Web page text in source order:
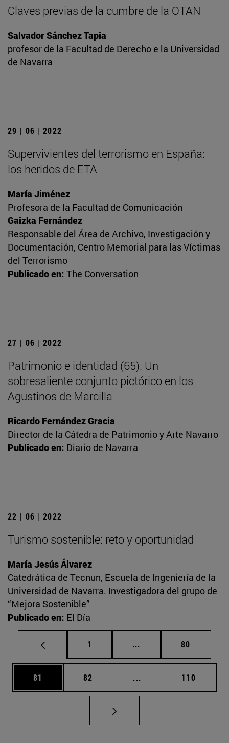
Claves previas de la cumbre de la OTAN
Salvador Sánchez Tapia
profesor de la Facultad de Derecho e la Universidad
de Navarra
29 | 06 | 2022
Supervivientes del terrorismo en España:
los heridos de ETA
María Jiménez
Profesora de la Facultad de Comunicación
Gaizka Fernández
Responsable del Área de Archivo, Investigación y
Documentación, Centro Memorial para las Víctimas
del Terrorismo
Publicado en: The Conversation
27 | 06 | 2022
Patrimonio e identidad (65). Un
sobresaliente conjunto pictórico en los
Agustinos de Marcilla
Ricardo Fernández Gracia
Director de la Cátedra de Patrimonio y Arte Navarro
Publicado en: Diario de Navarra
22 | 06 | 2022
Turismo sostenible: reto y oportunidad
María Jesús Álvarez
Catedrática de Tecnun, Escuela de Ingeniería de la
Universidad de Navarra. Investigadora del grupo de
“Mejora Sostenible”
Publicado en: El Día
Página
1 ... Páginas intermedias
Página
80
Página
81 Página
82 ... Páginas intermedias
Página
110